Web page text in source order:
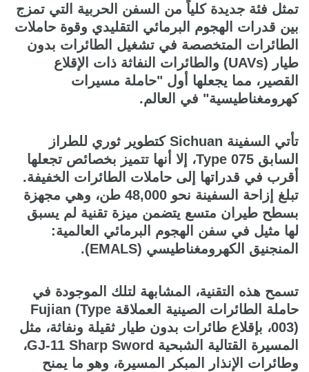
تمثل فئة جديدة كلياً من السفن الحربية التي تمزج
بين قدرات الهجوم البرمائي التقليدي وقوة حاملات
الطائرات المتخصصة في تشغيل الطائرات بدون
طيار (UAVs) والطائرات النفاثة ذات الإقلاع
القصير، مما يجعلها أول "حاملة مسيرات
كهرومغناطيسية" في العالم.
تأتي السفينة Sichuan كتطوير ثوري للطراز
السابق Type 075، إلا أنها تتميز بخصائص تجعلها
أقرب في قدراتها إلى حاملات الطائرات الخفيفة.
تبلغ إزاحة السفينة نحو 48,000 طن، وهي مجهزة
بسطح طيران متسع يتضمن ميزة تقنية لم يسبق
لها مثيل في سفن الهجوم البرمائي العالمية:
المنجنيق الكهرومغناطيسي (EMALS).
تسمح هذه التقنية، المشابهة لتلك الموجودة في
حاملة الطائرات الصينية العملاقة Fujian (Type
003)، بإقلاع طائرات بدون طيار ثقيلة ونفاثة، مثل
المسيرة القتالية الشبحية GJ-11 Sharp Sword،
وطائرات الإنذار المبكر المسيرة، وهو ما يمنح